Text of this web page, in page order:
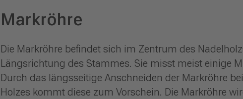
Markröhre
Die Markröhre befindet sich im Zentrum des
Längsrichtung des Stammes. Sie misst meist einige
Durch das längsseitige Anschneiden der Markröhre
Holzes kommt diese zum Vorschein. Die Markröhre